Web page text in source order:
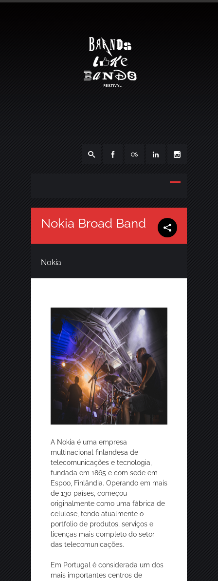
Nokia Broad Band
Nokia
A Nokia é uma empresa
multinacional finlandesa de
telecomunicações e tecnologia,
fundada em 1865 e com sede em
Espoo, Finlândia. Operando em mais
de 130 países, começou
originalmente como uma fábrica de
celulose, tendo atualmente o
portfolio de produtos, serviços e
licenças mais completo do setor
das telecomunicações.
Em Portugal é considerada um dos
mais importantes centros de